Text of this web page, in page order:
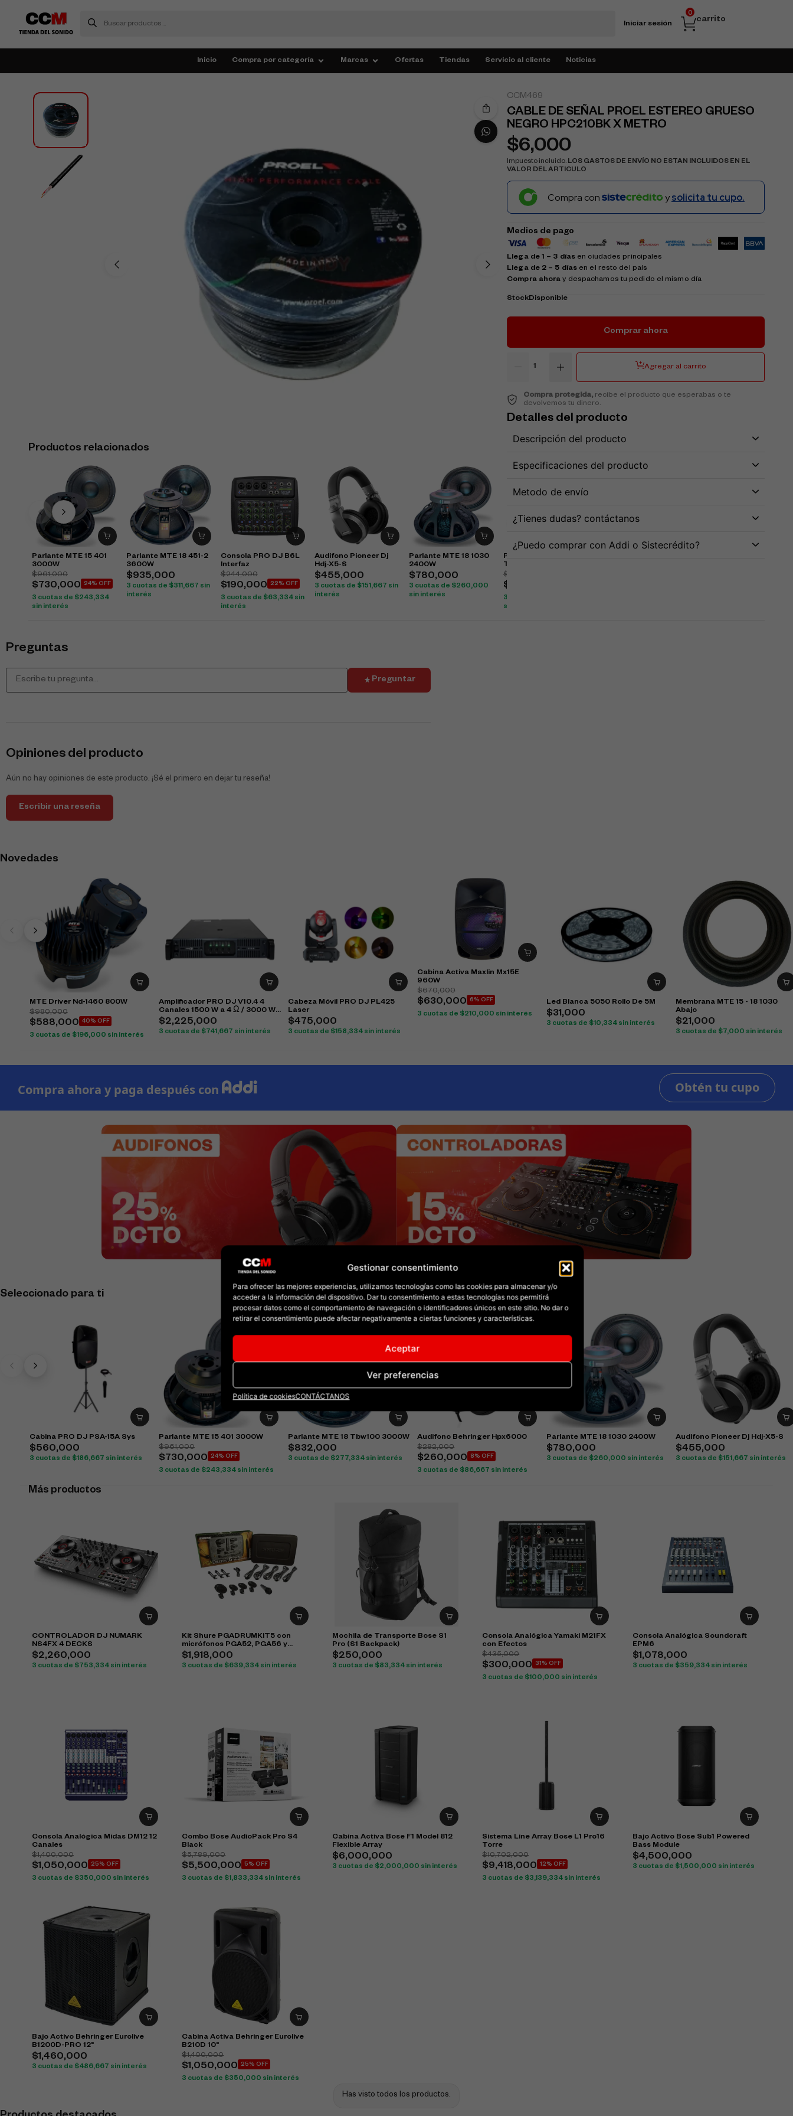
Gestionar consentimiento
Para ofrecer las mejores experiencias, utilizamos tecnologías como las cookies para almacenar y/o
acceder a la información del dispositivo. Dar tu consentimiento a estas tecnologías nos permitirá
procesar datos como el comportamiento de navegación o identificadores únicos en este sitio. No dar o
retirar el consentimiento puede afectar negativamente a ciertas funciones y características.
Aceptar
Ver preferencias
Política de cookiesCONTÁCTANOS
Iniciar sesión carrito
0
Inicio Compra por categoría Marcas Ofertas Tiendas Servicio al cliente Noticias
Productos relacionados
Parlante MTE 15 401
3000W
$961,000
$ 730,000 24% OFF
3 cuotas de $243,334
sin interés
Parlante MTE 18 451-2
3600W
$935,000
3 cuotas de $311,667 sin
interés
Consola PRO DJ B6L
Interfaz
$244,000
$190,000 22% OFF
3 cuotas de $63,334sin
interés
Audifono Pioneer Dj
Hdj-X5-S
$455,000
3 cuotas de $151,667 sin
interés
Parlante MTE 18 1030
2400W
$ 780,000
3 cuotas de $260,000
sin interés
Parlante MTE 15
Tbx120 Pro 2400W
$
$
3 cuotas de
sin interés
CCM469
CABLE DE SEÑAL PROEL ESTEREO GRUESO
NEGRO HPC210BK X METRO
$6,000
Impuesto incluido. LOS GASTOS DE ENVÍO NO ESTAN INCLUIDOS EN EL
VALOR DEL ARTICULO
Compra con ysolicita tu cupo.
Medios de pago
Llega de 1 – 3 días en ciudades principales
Llega de 2 – 5 días en el resto del país
Compra ahora y despachamos tu pedido el mismo día
StockDisponible
Comprar ahora
Agregar al carrito
Compra protegida,recibe el producto que esperabas o te
devolvemos tu dinero.
Detalles del producto
Descripción del producto
Especificaciones del producto
Metodo de envío
¿Tienes dudas? contáctanos
¿Puedo comprar con Addi o Sistecrédito?
Preguntas
Preguntar
Opiniones del producto
Aún no hay opiniones de este producto. ¡Sé el primero en dejar tu reseña!
Escribir una reseña
Novedades
MTE Driver Nd-1460 800W
$980,000
$588,000 40% OFF
3 cuotas de $196,000 sin interés
Amplificador PRO DJ V10.4 4
Canales 1500 W a 4 Ω / 3000 W
Bridge
$2,225,000
3 cuotas de $741,667 sin interés
Cabeza Móvil PRO DJ PL425
Laser
$475,000
3 cuotas de $158,334 sin interés
Cabina Activa Maxlin Mx15E
960W
$670,000
$630,000 6% OFF
3 cuotas de $210,000 sin interés
Led Blanca 5050 Rollo De 5M
$31,000
3 cuotas de $10,334 sin interés
Membrana MTE 15 - 18 1030
Abajo
$21,000
3 cuotas de $ 7,000 sin interés
Seleccionado para ti
Cabina PRO DJ PSA-15A Sys
$560,000
3 cuotas de $186,667 sin interés
Parlante MTE 15 401 3000W
$961,000
$ 730,000 24% OFF
3 cuotas de $243,334sin interés
Parlante MTE 18 Tbw100 3000W
$832,000
3 cuotas de $277,334 sin interés
Audifono Behringer Hpx6000
$282,000
$260,000 8% OFF
3 cuotas de $86,667 sin interés
Parlante MTE 18 1030 2400W
$ 780,000
3 cuotas de $260,000 sin interés
Audifono Pioneer Dj Hdj-X5-S
$455,000
3 cuotas de $151,667 sin interés
Más productos
CONTROLADOR DJ NUMARK
NS4FX 4 DECKS
$2,260,000
3 cuotas de $ 753,334 sin interés
Kit Shure PGADRUMKIT5 con
micrófonos PGA52, PGA56 y
PGA57 para batería
$1,918,000
3 cuotas de $639,334 sin interés
Mochila de Transporte Bose S1
Pro (S1 Backpack)
$250,000
3 cuotas de $83,334sin interés
Consola Analógica Yamaki M21FX
con Efectos
$435,000
$300,000 31% OFF
3 cuotas de $100,000 sin interés
Consola Analógica Soundcraft
EPM6
$1,078,000
3 cuotas de $359,334sin interés
Consola Analógica Midas DM12 12
Canales
$1,400,000
$1,050,000 25% OFF
3 cuotas de $350,000 sin interés
Combo Bose AudioPack Pro S4
Black
$5,789,000
$5,500,000 5% OFF
3 cuotas de $1,833,334 sin interés
Cabina Activa Bose F1 Model 812
Flexible Array
$6,000,000
3 cuotas de $2,000,000 sin interés
Sistema Line Array Bose L1 Pro16
Torre
$10,702,000
$9,418,000 12% OFF
3 cuotas de $3,139,334 sin interés
Bajo Activo Bose Sub1 Powered
Bass Module
$4,500,000
3 cuotas de $1,500,000 sin interés
Bajo Activo Behringer Eurolive
B1200D-PRO 12"
$1,460,000
3 cuotas de $486,667 sin interés
Cabina Activa Behringer Eurolive
B210D 10"
$1,400,000
$1,050,000 25% OFF
3 cuotas de $350,000 sin interés
Has visto todos los productos.